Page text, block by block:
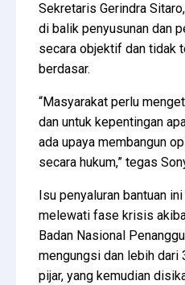
Sekretaris Gerindra
di balik penyusunan dan
secara objektif dan tidak
berdasar.
“Masyarakat perlu
dan untuk kepentingan
ada upaya membangun
secara hukum,” tegas
Isu penyaluran bantuan
melewati fase krisis
Badan Nasional
mengungsi dan lebih dari
pijar, yang kemudian